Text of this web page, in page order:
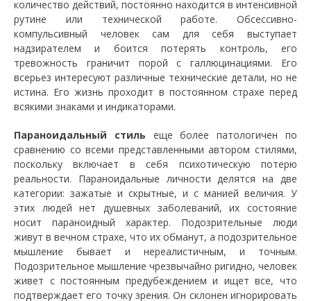
количество действий, постоянно находится в интенсивной
рутине или технической работе. Обсессивно-
компульсивный человек сам для себя выступает
надзирателем и боится потерять контроль, его
тревожность граничит порой с галлюцинациями. Его
всерьез интересуют различные технические детали, но не
истина. Его жизнь проходит в постоянном страхе перед
всякими знаками и индикаторами.
Параноидальный стиль еще более патологичен по
сравнению со всеми представленными автором стилями,
поскольку включает в себя психотическую потерю
реальности. Параноидальные личности делятся на две
категории: зажатые и скрытные, и с манией величия. У
этих людей нет душевных заболеваний, их состояние
носит параноидный характер. Подозрительные люди
живут в вечном страхе, что их обманут, а подозрительное
мышление бывает и нереалистичным, и точным.
Подозрительное мышление чрезвычайно ригидно, человек
живет с постоянным предубеждением и ищет все, что
подтверждает его точку зрения. Он склонен игнорировать